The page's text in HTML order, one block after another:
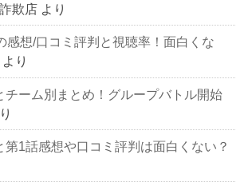
欺店 より
感想/口コミ評判と視聴率！面白くな
より
チーム別まとめ！グループバトル開始
第1話感想や口コミ評判は面白くない？